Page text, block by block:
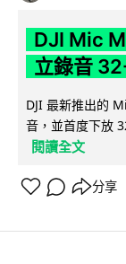
DJI Mic
立錄音
DJI 最新推出的
音，並首度下放
閱讀全文
分享